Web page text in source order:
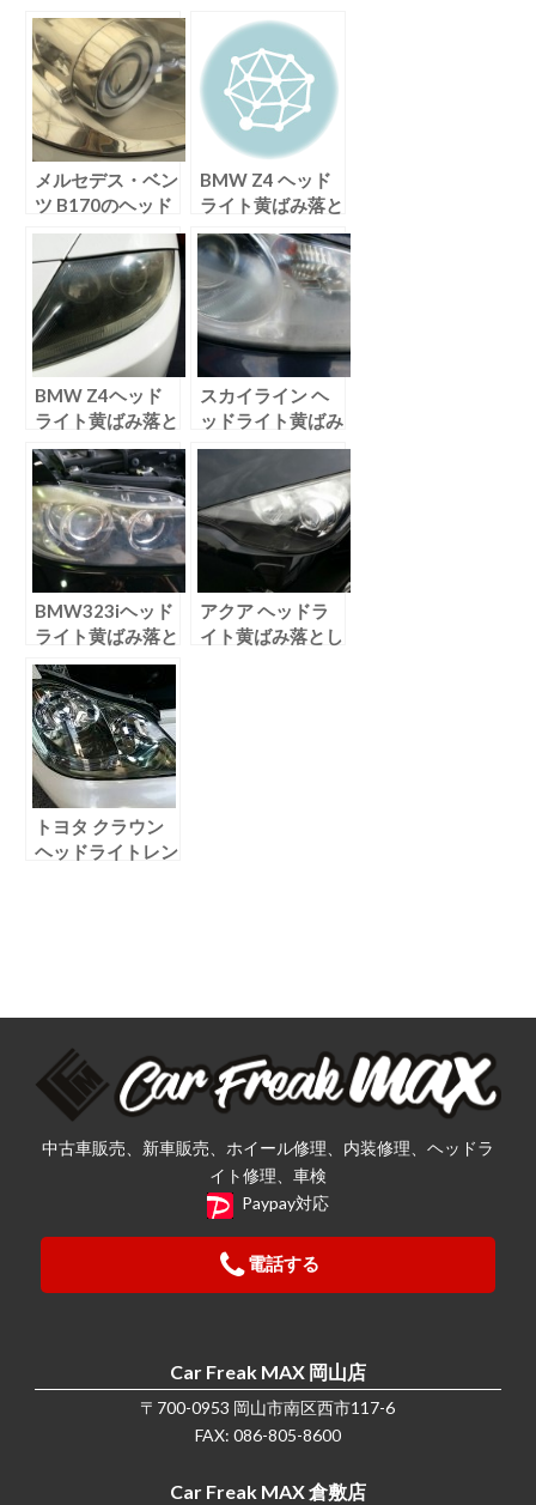
メルセデス・ベン
ツ B170のヘッド
ライトリペア
BMW Z4 ヘッド
ライト黄ばみ落と
し
BMW Z4ヘッド
ライト黄ばみ落と
し
スカイライン ヘ
ッドライト黄ばみ
落とし
BMW323iヘッド
ライト黄ばみ落と
し
アクア ヘッドラ
イト黄ばみ落とし
トヨタ クラウン
ヘッドライトレン
中古車販売、新車販売、ホイール修理、内装修理、ヘッドラ
イト修理、車検
Paypay対応
電話する
Car Freak MAX 岡山店
〒700-0953 岡山市南区西市117-6
FAX: 086-805-8600
Car Freak MAX 倉敷店